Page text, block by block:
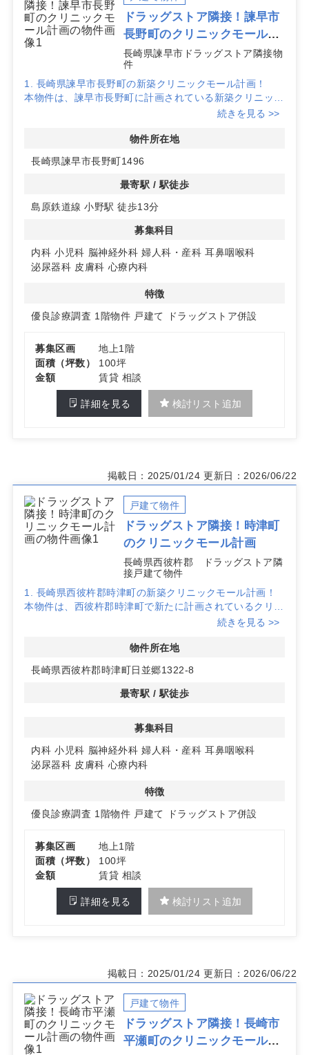
ドラッグストア隣接！諫早市
長野町のクリニックモール計
画
長崎県諫早市ドラッグストア隣接物
件
1. 長崎県諫早市長野町の新築クリニックモール計画！
本物件は、諫早市長野町に計画されている新築クリニック
モールです。地域医療の拠点として期待されており、新築
隣接するドラッグストアが営業予定で、日常的に訪れる地
域住民にとって認知度が高まりやすく、開業当初から安定
患者獲得が見込めます。
3. 100台以上の駐車場完備！広域からのアクセス良好
お客様用駐車場を100台以上（ドラッグストア・調剤薬局
区画分を含む）完備予定。さらに、島原鉄道線「小野駅」
い環境が整っています。特に、循環器・呼吸器・消化器・
続きを見る >>
物件所在地
長崎県諫早市長野町1496
最寄駅 / 駅徒歩
島原鉄道線 小野駅 徒歩13分
募集科目
内科 小児科 脳神経外科 婦人科・産科 耳鼻咽喉科
泌尿器科 皮膚科 心療内科
特徴
優良診療調査 1階物件 戸建て ドラッグストア併設
募集区画
地上1階
面積（坪数）
100坪
金額
賃貸 相談
詳細を見る 検討リスト追加
掲載日：2025/01/24 更新日：2026/06/22
戸建て物件
ドラッグストア隣接！時津町
のクリニックモール計画
長崎県西彼杵郡 ドラッグストア隣
接戸建て物件
1. 長崎県西彼杵郡時津町の新築クリニックモール計画！
本物件は、西彼杵郡時津町で新たに計画されているクリニ
ックモールです。地域の医療拠点としての役割が期待され
2. ドラッグストア隣接で高い集患力と早期認知向上
隣接するドラッグストアが営業予定で、地域住民が日常的
3. 125台以上の駐車場完備！広域からの来院に対応
お客様用駐車場は125台以上（ドラッグストア・調剤薬局
区画分を含む）を完備予定。車でのアクセスが良好で、周
辺エリアからの患者来院も見込める環境です。
続きを見る >>
物件所在地
長崎県西彼杵郡時津町日並郷1322-8
最寄駅 / 駅徒歩
募集科目
内科 小児科 脳神経外科 婦人科・産科 耳鼻咽喉科
泌尿器科 皮膚科 心療内科
特徴
優良診療調査 1階物件 戸建て ドラッグストア併設
募集区画
地上1階
面積（坪数）
100坪
金額
賃貸 相談
詳細を見る 検討リスト追加
掲載日：2025/01/24 更新日：2026/06/22
戸建て物件
ドラッグストア隣接！長崎市
平瀬町のクリニックモール計